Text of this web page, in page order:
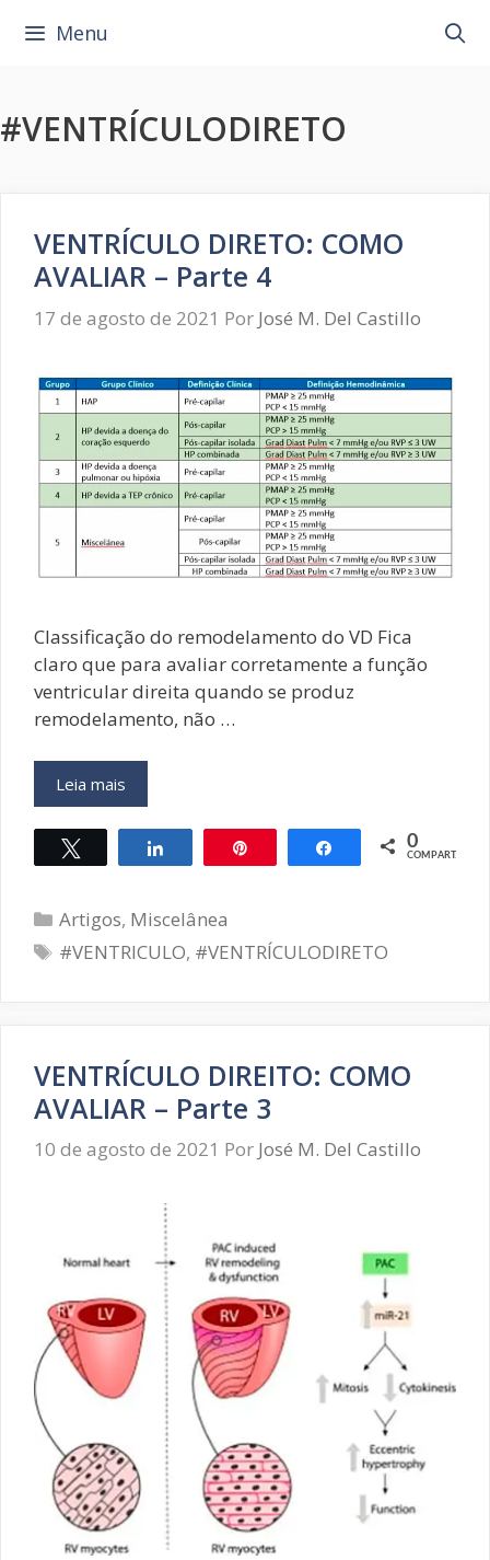
para
Menu
#VENTRÍCULODIRETO
VENTRÍCULO DIRETO: COMO
AVALIAR – Parte 4
17 de agosto de 2021 Por José M. Del Castillo
Classificação do remodelamento do VD Fica
claro que para avaliar corretamente a função
ventricular direita quando se produz
remodelamento, não …
Leia mais
DIRETO:
COMO
AVALIAR
4
Compartilhar Compartilhar
0
COMPART.
Categorias
Artigos, Miscelânea
Tags
#VENTRICULO, #VENTRÍCULODIRETO
VENTRÍCULO DIREITO: COMO
AVALIAR – Parte 3
10 de agosto de 2021 Por José M. Del Castillo